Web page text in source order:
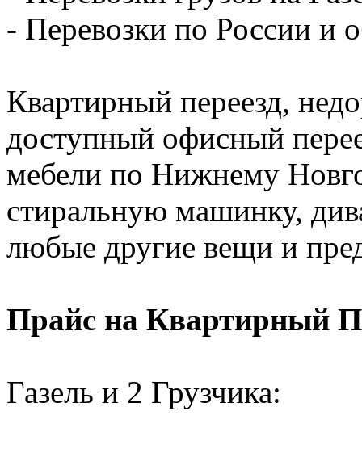
- Перевозки по России и
Квартирный переезд,
доступный офисный
мебели по Нижнему
стиральную машинку,
любые другие вещи и
Прайс на Квартирный
Газель и 2 Грузчика: